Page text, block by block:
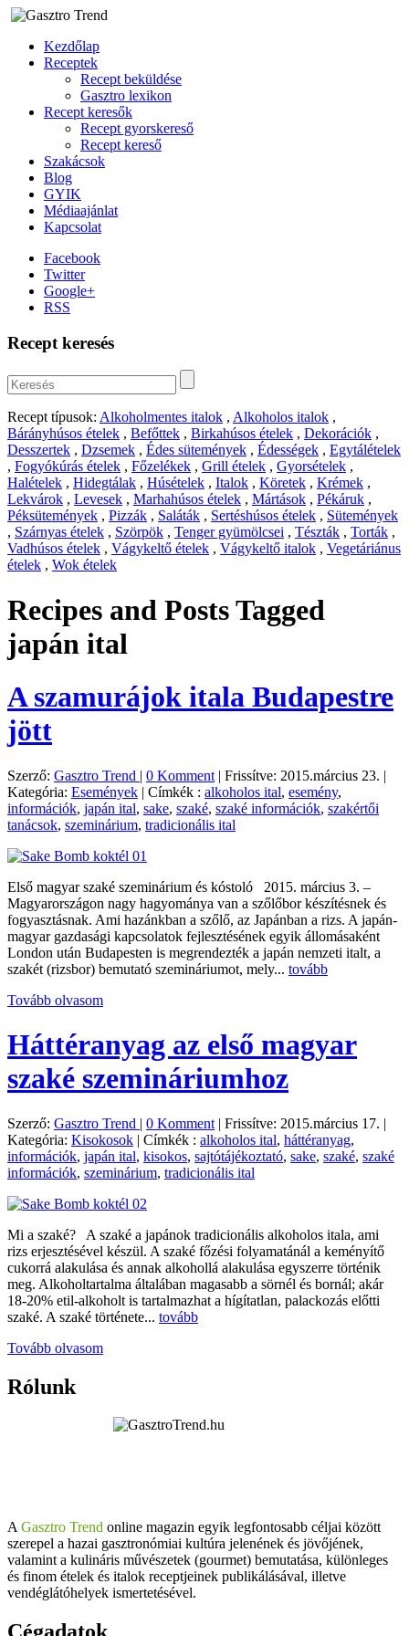
Kezdőlap
Receptek
Recept beküldése
Gasztro lexikon
Recept keresők
Recept gyorskereső
Recept kereső
Szakácsok
Blog
GYIK
Médiaajánlat
Kapcsolat
Facebook
Twitter
Google+
RSS
Recept keresés
Recept típusok: Alkoholmentes italok , Alkoholos italok ,
Bárányhúsos ételek , Befőttek , Birkahúsos ételek , Dekorációk ,
Desszertek , Dzsemek , Édes sütemények , Édességek , Egytálételek
, Fogyókúrás ételek , Főzelékek , Grill ételek , Gyorsételek ,
Halételek , Hidegtálak , Húsételek , Italok , Köretek , Krémek ,
Lekvárok , Levesek , Marhahúsos ételek , Mártások , Pékáruk ,
Péksütemények , Pizzák , Saláták , Sertéshúsos ételek , Sütemények
, Szárnyas ételek , Szörpök , Tenger gyümölcsei , Tészták , Torták ,
Vadhúsos ételek , Vágykeltő ételek , Vágykeltő italok , Vegetáriánus
ételek , Wok ételek
Recipes and Posts Tagged
japán ital
A szamurájok itala Budapestre
jött
Szerző: Gasztro Trend | 0 Komment | Frissítve: 2015.március 23. |
Kategória: Események | Címkék : alkoholos ital, esemény,
információk, japán ital, sake, szaké, szaké információk, szakértői
tanácsok, szeminárium, tradicionális ital
Első magyar szaké szeminárium és kóstoló 2015. március 3. –
Magyarországon nagy hagyománya van a szőlőbor készítésnek és
fogyasztásnak. Ami hazánkban a szőlő, az Japánban a rizs. A japán-
magyar gazdasági kapcsolatok fejlesztésének egyik állomásaként
London után Budapesten is megrendezték a japán nemzeti italt, a
szakét (rizsbor) bemutató szemináriumot, mely... tovább
Tovább olvasom
Háttéranyag az első magyar
szaké szemináriumhoz
Szerző: Gasztro Trend | 0 Komment | Frissítve: 2015.március 17. |
Kategória: Kisokosok | Címkék : alkoholos ital, háttéranyag,
információk, japán ital, kisokos, sajtótájékoztató, sake, szaké, szaké
információk, szeminárium, tradicionális ital
Mi a szaké? A szaké a japánok tradicionális alkoholos itala, ami
rizs erjesztésével készül. A szaké főzési folyamatánál a keményítő
cukorrá alakulása és annak alkohollá alakulása egyszerre történik
meg. Alkoholtartalma általában magasabb a sörnél és bornál; akár
18-20% etil-alkoholt is tartalmazhat a hígítatlan, palackozás előtti
szaké. A szaké története... tovább
Tovább olvasom
Rólunk
AGasztro Trend online magazin egyik legfontosabb céljai között
szerepel a hazai gasztronómiai kultúra jelenének és jövőjének,
valamint a kulináris művészetek (gourmet) bemutatása, különleges
és finom ételek és italok receptjeinek publikálásával, illetve
vendéglátóhelyek ismertetésével.